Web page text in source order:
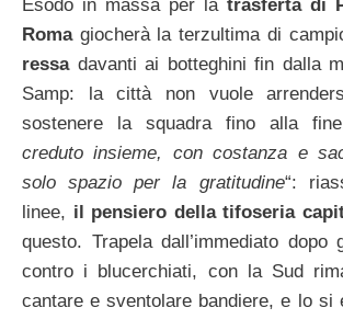
Esodo in massa per latrasferta di
Roma giocherà la terzultima di
ressa davanti ai botteghini fin dalla
Samp: la città non vuole
sostenere la squadra fino alla
creduto insieme, con costanza e
solo spazio per la gratitudine“:
linee, il pensiero della tifoseria
questo. Trapela dall’immediato dopo
contro i blucerchiati, con la Sud
cantare e sventolare bandiere, e lo si